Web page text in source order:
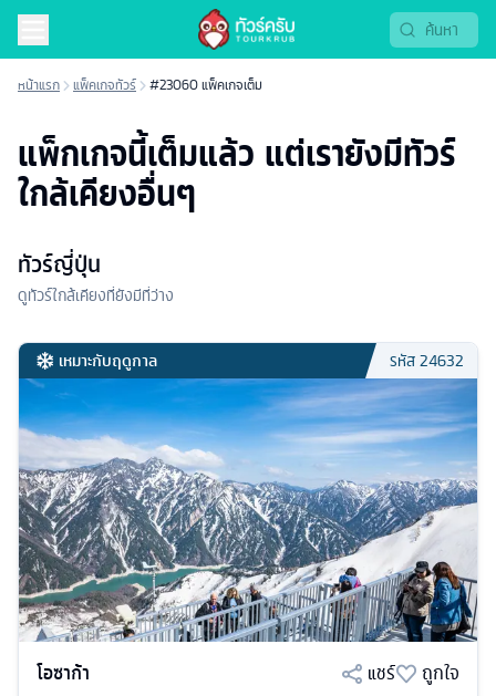
หน้าแรก แพ็คเกจทัวร์ #23060 แพ็คเกจเต็ม
แพ็กเกจนี้เต็มแล้ว แต่เรายังมีทัวร์
ใกล้เคียงอื่นๆ
ทัวร์ญี่ปุ่น
ดูทัวร์ใกล้เคียงที่ยังมีที่ว่าง
เหมาะกับฤดูกาล รหัส24632
โอซาก้า แชร์
ถูกใจ